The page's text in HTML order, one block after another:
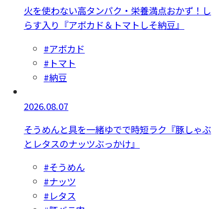
火を使わない高タンパク・栄養満点おかず！し
らす入り『アボカド＆トマトしそ納豆』
#アボカド
#トマト
#納豆
2026.08.07
そうめんと具を一緒ゆでで時短ラク『豚しゃぶ
とレタスのナッツぶっかけ』
#そうめん
#ナッツ
#レタス